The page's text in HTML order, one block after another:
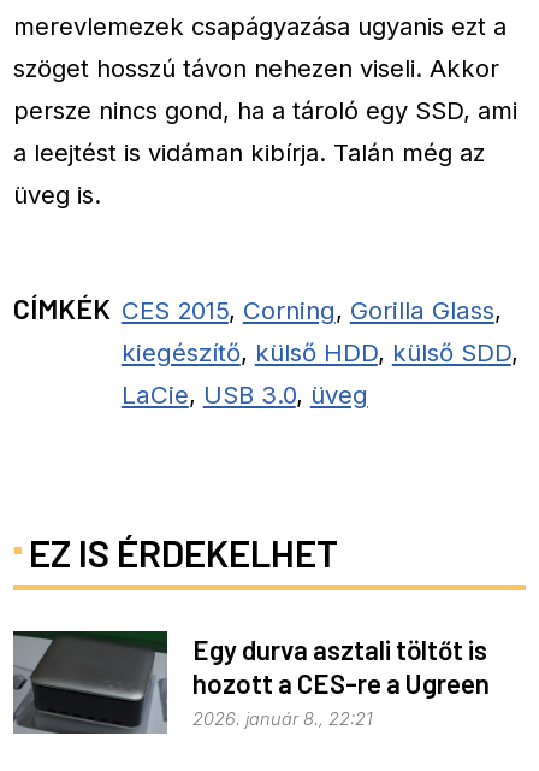
merevlemezek csapágyazása ugyanis ezt a
szöget hosszú távon nehezen viseli. Akkor
persze nincs gond, ha a tároló egy SSD, ami
a leejtést is vidáman kibírja. Talán még az
üveg is.
CÍMKÉK CES 2015, Corning, Gorilla Glass,
kiegészítő, külső HDD, külső SDD,
LaCie, USB 3.0, üveg
EZ IS ÉRDEKELHET
Egy durva asztali töltőt is
hozott a CES-re a Ugreen
2026. január 8., 22:21